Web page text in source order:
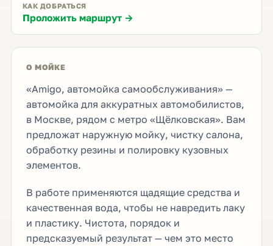
КАК ДОБРАТЬСЯ
Проложить маршрут →
О МОЙКЕ
«Amigo, автомойка самообслуживания» —
автомойка для аккуратных автомобилистов,
в Москве, рядом с метро «Щёлковская». Вам
предложат наружную мойку, чистку салона,
обработку резины и полировку кузовных
элементов.
В работе применяются щадящие средства и
качественная вода, чтобы не навредить лаку
и пластику. Чистота, порядок и
предсказуемый результат — чем это место